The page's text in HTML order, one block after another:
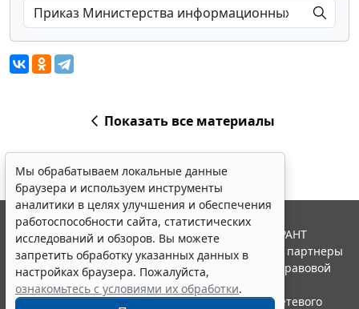
Показать все материалы
Мы обрабатываем локальные данные
браузера и используем инструменты
аналитики в целях улучшения и обеспечения
работоспособности сайта, статистических
исследований и обзоров. Вы можете
запретить обработку указанных данных в
настройках браузера. Пожалуйста,
ознакомьтесь с условиями их обработки.
© ООО "НПП "ГАРАНТ-СЕРВИС", 2026. Система ГАРАНТ
выпускается с 1990 года. Компания "Гарант" и ее партнеры
являются участниками Российской ассоциации правовой
информации ГАРАНТ.
Портал ГАРАНТ.РУ зарегистрирован в качестве сетевого